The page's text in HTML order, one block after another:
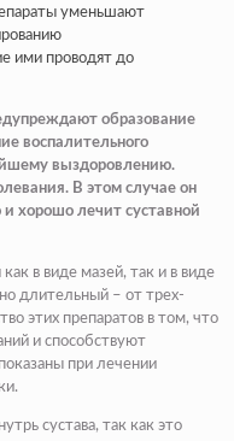
уменьшают
ими проводят до
образование
воспалительного
выздоровлению.
В этом случае он
хорошо лечит суставной
в виде мазей, так и в виде
длительный – от трех-
этих препаратов в том, что
и способствуют
при лечении
сустава, так как это